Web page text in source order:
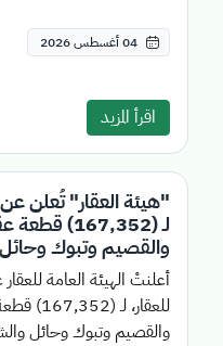
04 أغسطس 2026
اقرأ المزيد
"هيئة العقار" تُعلن
لـ
والقصيم وتبوك
أعلنتْ الهيئة العامة
للعقار،
والقصيم وتبوك وحائل